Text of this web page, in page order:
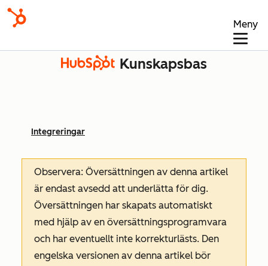
Meny
Kunskapsbas
Integreringar
Observera: Översättningen av denna artikel
är endast avsedd att underlätta för dig.
Översättningen har skapats automatiskt
med hjälp av en översättningsprogramvara
och har eventuellt inte korrekturlästs. Den
engelska versionen av denna artikel bör